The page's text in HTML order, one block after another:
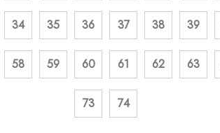
34 35 36 37 38 39
58 59 60 61 62 63
73 74